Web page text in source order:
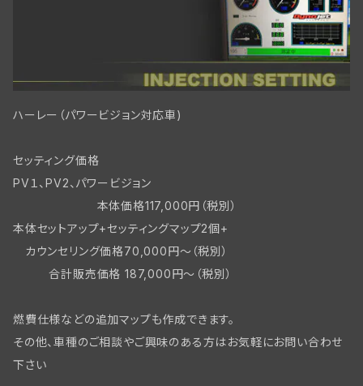
ハーレー（パワービジョン対応車)
セッティング価格
PV１、PV2、パワービジョン
本体価格117,000円（税別）
本体セットアップ+セッティングマップ2個+
カウンセリング価格70,000円～（税別）
合計販売価格 187,000円～（税別）
燃費仕様などの追加マップも作成できます。
その他、車種のご相談やご興味のある方はお気軽にお問い合わせ
下さい